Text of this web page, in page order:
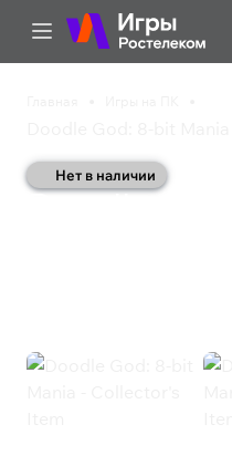
Нет в наличии
Doodle